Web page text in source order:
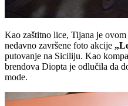
Kao zaštitno lice, Tijana je
nedavno završene foto akcije
putovanje na Siciliju. Kao
brendova Diopta je odlučila da
mode.